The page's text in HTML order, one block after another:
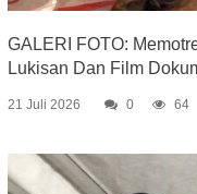
GALERI FOTO:
Lukisan Dan Film
21 Juli 2026 0 64